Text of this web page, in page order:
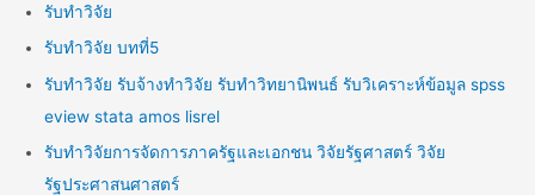
รับทำวิจัย
รับทำวิจัย บทที่5
รับทำวิจัย รับจ้างทำวิจัย รับทำวิทยานิพนธ์ รับวิเคราะห์ข้อมูล spss
eview stata amos lisrel
รับทำวิจัยการจัดการภาครัฐและเอกชน วิจัยรัฐศาสตร์ วิจัย
รัฐประศาสนศาสตร์